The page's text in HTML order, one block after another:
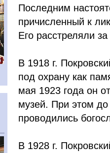
Последним
причисленный к
Его расстреляли
В 1918 г.
под охрану как
мая 1923 года он
музей. При этом
проводились
В 1928 г.